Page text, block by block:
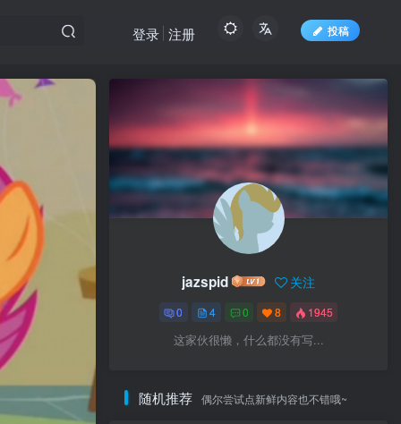
投稿
登录 注册
jazspid 关注
0 4 0 8 1945
这家伙很懒，什么都没有写...
随机推荐 偶尔尝试点新鲜内容也不错哦~